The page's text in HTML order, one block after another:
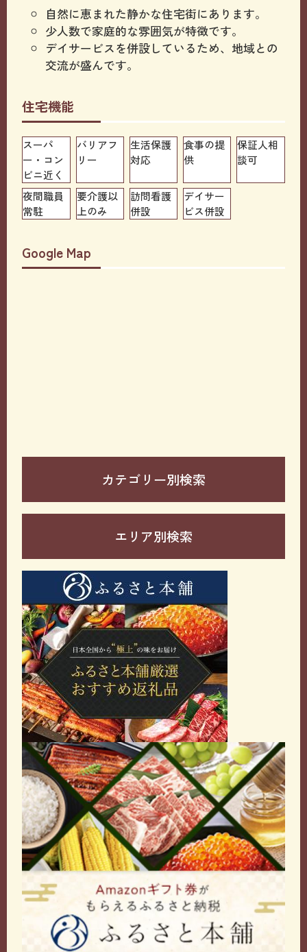
自然に恵まれた静かな住宅街にあります。
少人数で家庭的な雰囲気が特徴です。
デイサービスを併設しているため、地域との
交流が盛んです。
住宅機能
スーパ
ー・コン
ビニ近く
バリアフ
リー
生活保護
対応
食事の提
供
保証人相
談可
夜間職員
常駐
要介護以
上のみ
訪問看護
併設
デイサー
ビス併設
Google Map
カテゴリー別検索
エリア別検索